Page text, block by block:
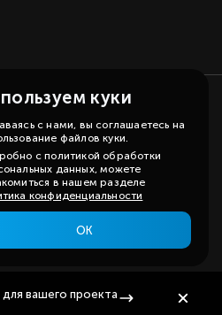
Карта сайта
на сайте, вы даете согласие и
носит ознакомительный
офертой, определяемой
Существенную для вас
для вашего проекта
куки
с нами, вы соглашаетесь на
файлов куки.
с политикой обработки
данных, можете
в нашем разделе
конфиденциальности
ОК